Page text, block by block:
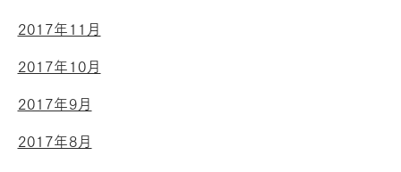
2017年11月
2017年10月
2017年9月
2017年8月